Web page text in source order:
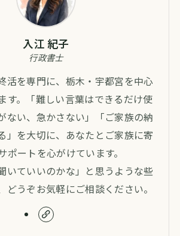
入江 紀子
行政書士
活を専門に、栃木・宇都宮を中心
す。「難しい言葉はできるだけ使
ない、急かさない」「ご家族の納
」を大切に、あなたとご家族に寄
ポートを心がけています。
いていいのかな」と思うような些
どうぞお気軽にご相談ください。